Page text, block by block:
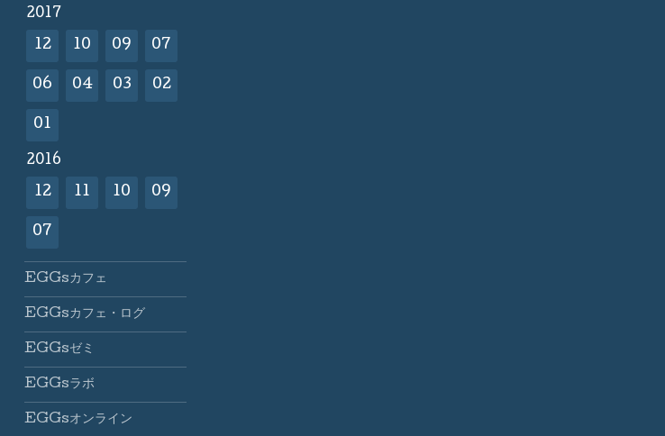
2017
12 10 09 07
06 04 03 02
01
2016
12 11 10 09
07
EGGsカフェ
EGGsカフェ・ログ
EGGsゼミ
EGGsラボ
EGGsオンライン